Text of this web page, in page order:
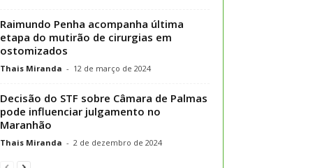
Raimundo Penha acompanha última
etapa do mutirão de cirurgias em
ostomizados
Thais Miranda - 12 de março de 2024
Decisão do STF sobre Câmara de Palmas
pode influenciar julgamento no
Maranhão
Thais Miranda - 2 de dezembro de 2024